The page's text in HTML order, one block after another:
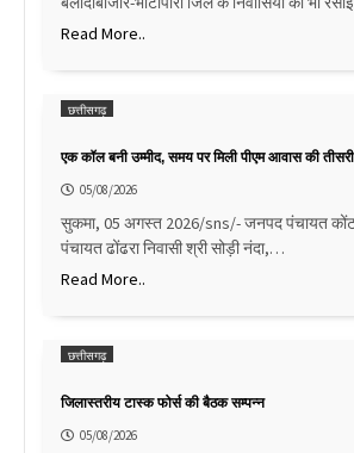
Read More..
छत्तीसगढ़
एक कॉल बनी उम्मीद, समय पर मिली पीएम आवास की
05/08/2026
सुकमा, 05 अगस्त 2026/sns/- जनपद पंचायत
पंचायत ढोंढरा निवासी श्री सोड़ी नंदा,…
Read More..
छत्तीसगढ़
जिलास्तरीय टास्क फोर्स की बैठक सम्पन्न
05/08/2026